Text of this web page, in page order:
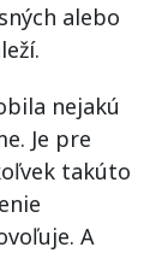
alebo
nejakú
Je pre
takúto
A